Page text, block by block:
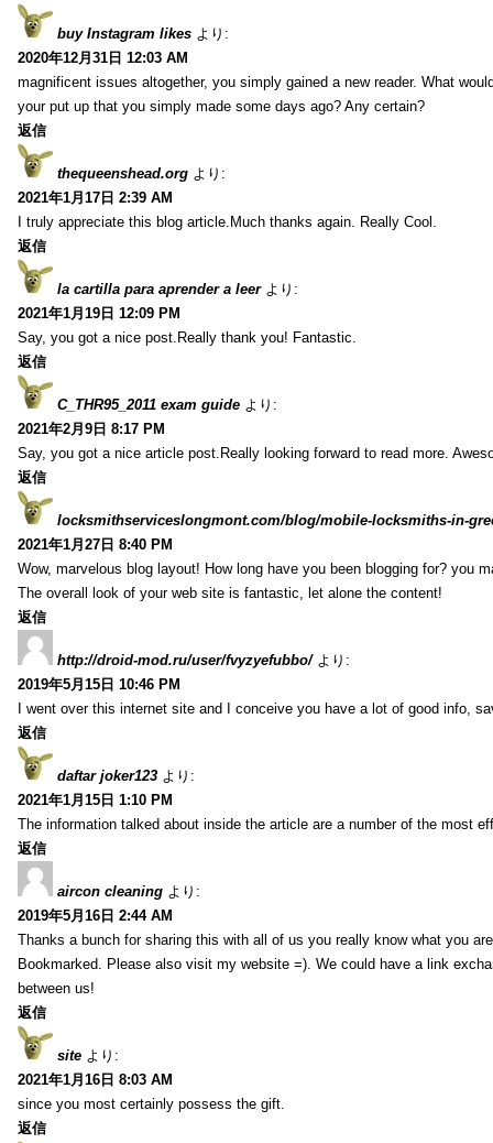
buy Instagram likes より:
2020年12月31日 12:03 AM
magnificent issues altogether, you simply gained a new reader. What
your put up that you simply made some days ago? Any certain?
返信
thequeenshead.org より:
2021年1月17日 2:39 AM
I truly appreciate this blog article.Much thanks again. Really Cool.
返信
la cartilla para aprender a leer より:
2021年1月19日 12:09 PM
Say, you got a nice post.Really thank you! Fantastic.
返信
C_THR95_2011 exam guide より:
2021年2月9日 8:17 PM
Say, you got a nice article post.Really looking forward to read more.
返信
locksmithserviceslongmont.com/blog/mobile-locksmiths-in-
2021年1月27日 8:40 PM
Wow, marvelous blog layout! How long have you been blogging for? you
The overall look of your web site is fantastic, let alone the content!
返信
http://droid-mod.ru/user/fvyzyefubbo/ より:
2019年5月15日 10:46 PM
I went over this internet site and I conceive you have a lot of good info,
返信
daftar joker123 より:
2021年1月15日 1:10 PM
The information talked about inside the article are a number of the most
返信
aircon cleaning より:
2019年5月16日 2:44 AM
Thanks a bunch for sharing this with all of us you really know what you
Bookmarked. Please also visit my website =). We could have a link
between us!
返信
site より:
2021年1月16日 8:03 AM
since you most certainly possess the gift.
返信